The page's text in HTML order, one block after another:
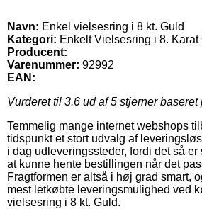
Navn: Enkel vielsesring i 8 kt. Guld
Kategori: Enkelt Vielsesring i 8. Karat
Producent:
Varenummer: 92992
EAN:
Vurderet til 3.6 ud af 5 stjerner baseret
Temmelig mange internet webshops
tidspunkt et stort udvalg af
i dag udleveringssteder, fordi det så
at kunne hente bestillingen når det
Fragtformen er altså i høj grad smart,
mest letkøbte leveringsmulighed ved
vielsesring i 8 kt. Guld.